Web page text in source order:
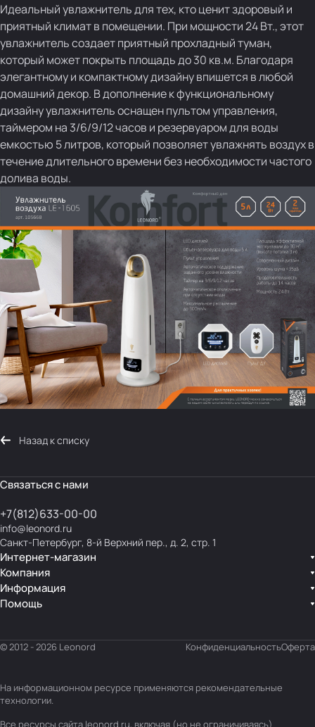
Идеальный увлажнитель для тех, кто ценит здоровый и
приятный климат в помещении. При мощности 24 Вт., этот
увлажнитель создает приятный прохладный туман,
который может покрыть площадь до 30 кв.м. Благодаря
элегантному и компактному дизайну впишется в любой
домашний декор. В дополнение к функциональному
дизайну увлажнитель оснащен пультом управления,
таймером на 3/6/9/12 часов и резервуаром для воды
емкостью 5 литров, который позволяет увлажнять воздух в
течение длительного времени без необходимости частого
долива воды.
Назад к списку
Связаться с нами
+7(812)633-00-00
info@leonord.ru
Санкт-Петербург, 8-й Верхний пер., д. 2, стр. 1
Интернет-магазин
Компания
Информация
Помощь
© 2012 - 2026 Leonord КонфиденциальностьОферта
На информационном ресурсе применяются рекомендательные
технологии.
Все ресурсы сайта leonord.ru, включая (но не ограничиваясь)